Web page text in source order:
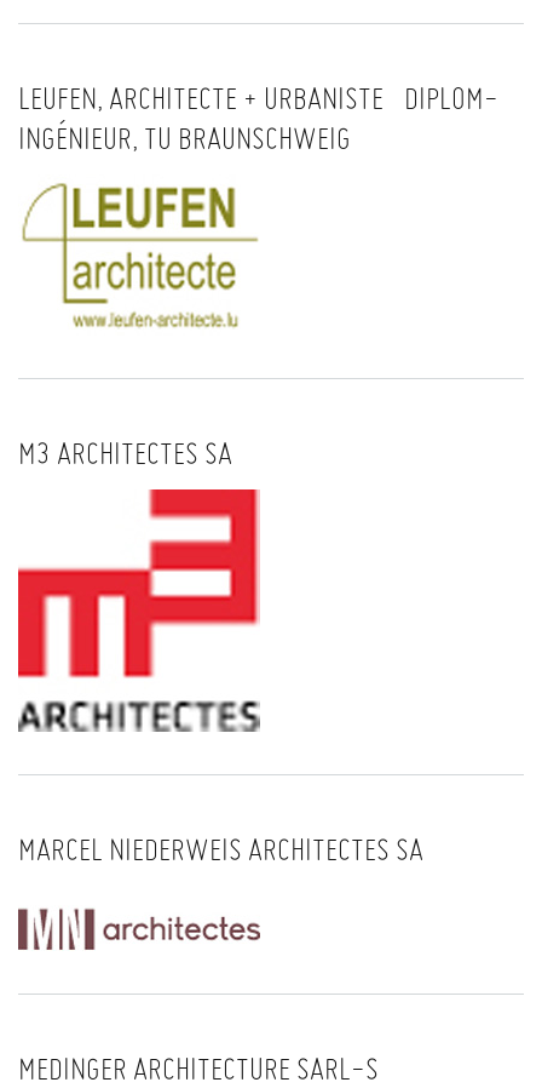
LEUFEN, ARCHITECTE + URBANISTE DIPLOM-
INGÉNIEUR, TU BRAUNSCHWEIG
M3 ARCHITECTES SA
MARCEL NIEDERWEIS ARCHITECTES SA
MEDINGER ARCHITECTURE SARL-S